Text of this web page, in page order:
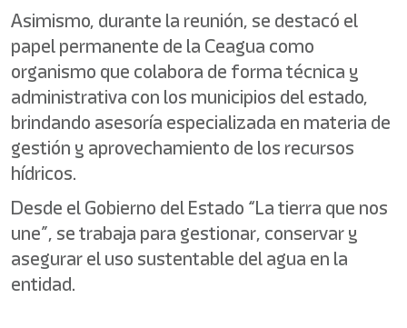
Asimismo, durante la reunión, se destacó el
papel permanente de la Ceagua como
organismo que colabora de forma técnica y
administrativa con los municipios del estado,
brindando asesoría especializada en materia de
gestión y aprovechamiento de los recursos
hídricos.
Desde el Gobierno del Estado “La tierra que nos
une”, se trabaja para gestionar, conservar y
asegurar el uso sustentable del agua en la
entidad.